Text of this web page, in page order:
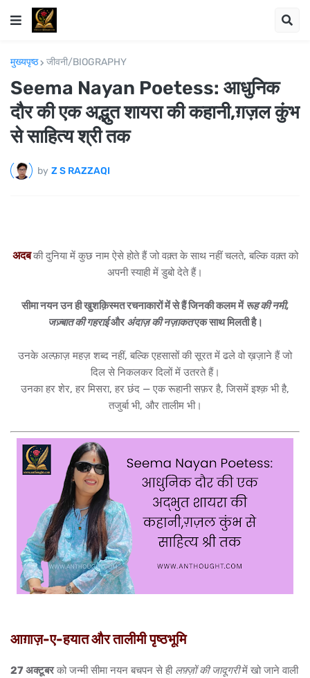
मुख्यपृष्ठ जीवनी/BIOGRAPHY
Seema Nayan Poetess: आधुनिक
दौर की एक अद्भुत शायरा की कहानी,ग़ज़ल कुंभ
से साहित्य श्री तक
by Z S RAZZAQI
अदबकी दुनिया में कुछ नाम ऐसे होते हैं जो वक़्त के साथ नहीं चलते, बल्कि वक़्त को
अपनी स्याही में डुबो देते हैं।
सीमा नयनउन ही खुशक़िस्मत रचनाकारों में से हैं जिनकी कलम में रूह की नमी,
जज़्बात की गहराईऔरअंदाज़ की नज़ाकतएक साथ मिलती है।
उनके अल्फ़ाज़ महज़ शब्द नहीं, बल्कि एहसासों की सूरत में ढले वो ख़ज़ाने हैं जो
दिल से निकलकर दिलों में उतरते हैं।
उनका हर शेर, हर मिसरा, हर छंद — एक रूहानी सफ़र है, जिसमें इश्क़ भी है,
तजुर्बा भी, और तालीम भी।
आग़ाज़-ए-हयात और तालीमी पृष्ठभूमि
27 अक्टूबरको जन्मी सीमा नयन बचपन से ही लफ़्ज़ों की जादूगरीमें खो जाने वाली